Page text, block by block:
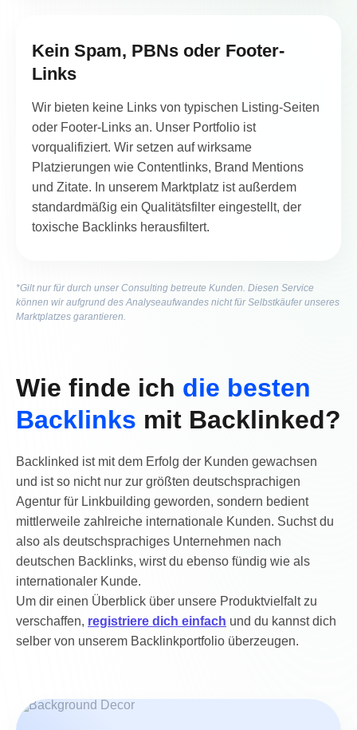
Kein Spam, PBNs oder Footer-
Links
Wir bieten keine Links von typischen Listing-Seiten
oder Footer-Links an. Unser Portfolio ist
vorqualifiziert. Wir setzen auf wirksame
Platzierungen wie Contentlinks, Brand Mentions
und Zitate. In unserem Marktplatz ist außerdem
standardmäßig ein Qualitätsfilter eingestellt, der
toxische Backlinks herausfiltert.
*Gilt nur für durch unser Consulting betreute Kunden. Diesen Service
können wir aufgrund des Analyseaufwandes nicht für Selbstkäufer unseres
Marktplatzes garantieren.
Wie finde ich die besten
Backlinks mit Backlinked?
Backlinked ist mit dem Erfolg der Kunden gewachsen
und ist so nicht nur zur größten deutschsprachigen
Agentur für Linkbuilding geworden, sondern bedient
mittlerweile zahlreiche internationale Kunden. Suchst du
also als deutschsprachiges Unternehmen nach
deutschen Backlinks, wirst du ebenso fündig wie als
internationaler Kunde.
Um dir einen Überblick über unsere Produktvielfalt zu
verschaffen, registriere dich einfach und du kannst dich
selber von unserem Backlinkportfolio überzeugen.